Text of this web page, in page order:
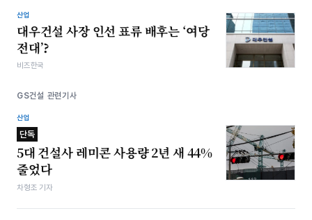
산업
대우건설 사장 인선 표류 배후는 ‘여당
전대’?
비즈한국
GS건설 관련기사
산업
단독
5대 건설사 레미콘 사용량 2년 새 44%
줄었다
차형조 기자